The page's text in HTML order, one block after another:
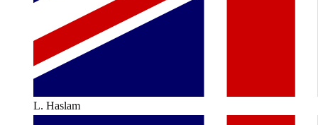
L. Haslam